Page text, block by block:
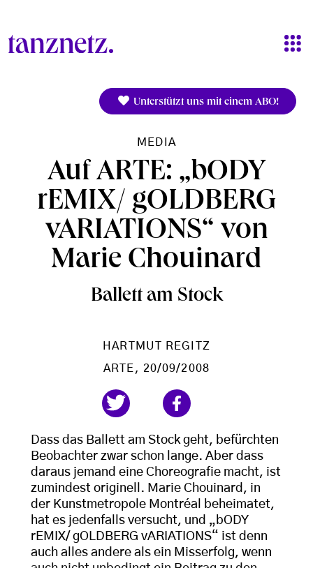
Unterstützt uns mit einem ABO!
MEDIA
Auf ARTE: „bODY
rEMIX/ gOLDBERG
vARIATIONS“ von
Marie Chouinard
Ballett am Stock
HARTMUT REGITZ
ARTE , 20/09/2008
Dass das Ballett am Stock geht, befürchten
Beobachter zwar schon lange. Aber dass
daraus jemand eine Choreografie macht, ist
zumindest originell. Marie Chouinard, in
der Kunstmetropole Montréal beheimatet,
hat es jedenfalls versucht, und „bODY
rEMIX/ gOLDBERG vARIATIONS“ ist denn
auch alles andere als ein Misserfolg, wenn